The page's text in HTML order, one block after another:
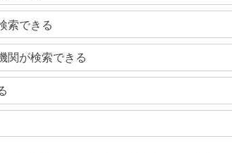
索できる
関が検索できる